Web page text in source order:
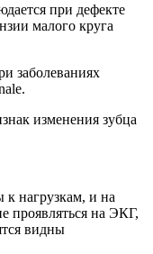
при дефекте
малого круга
заболеваниях
изменения зубца
к нагрузкам, и на
проявляться на ЭКГ,
видны